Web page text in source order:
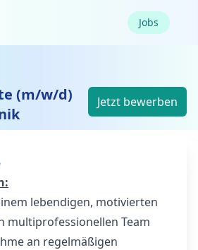
Jobs
(m/w/d)
Jetzt bewerben
lebendigen, motivierten
multiprofessionellen Team
an regelmäßigen